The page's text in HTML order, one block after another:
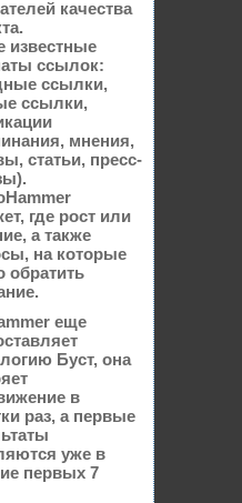
качества
известные
ссылок:
ссылки,
ссылки,
мнения,
статьи, пресс-
где рост или
а также
на которые
обратить
еще
Буст, она
в
раз, а первые
уже в
первых 7